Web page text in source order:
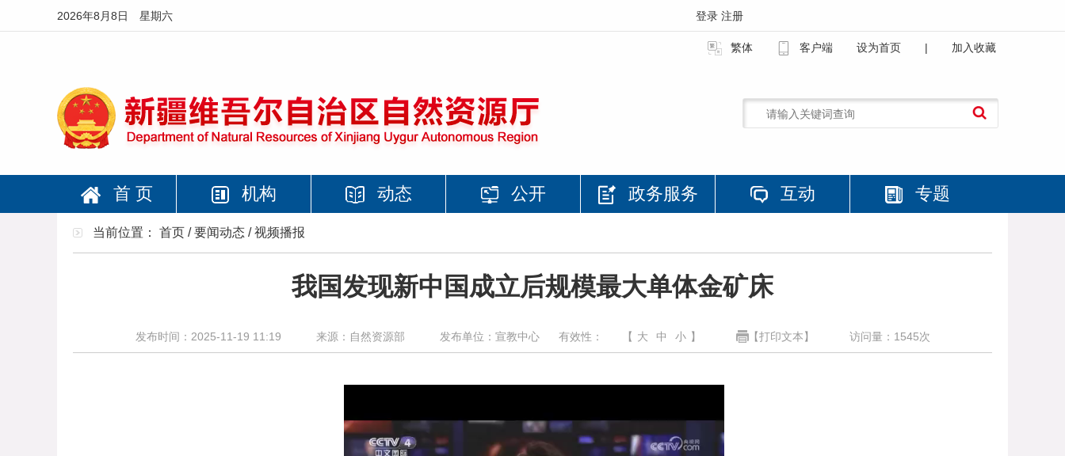
2026年8月8日 星期六 登录 注册
繁体 客户端 设为首页 | 加入收藏
首 页 机构 动态 公开 政务服务 互动 专题
当前位置： 首页 /要闻动态 /视频播报
我国发现新中国成立后规模最大单体金矿床
发布时间：2025-11-19 11:19 来源：自然资源部 发布单位：宣教中心 有效性： 【 大 中 小 】 【打印文本】 访问量： 1545次